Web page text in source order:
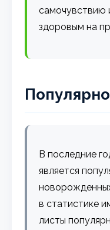
самочувствию
здоровым на
В последние
является
в статистике
листы